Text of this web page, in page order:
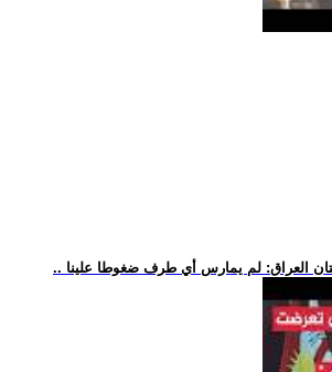
العراق: لم يمارس أي طرف ضغوطا علينا